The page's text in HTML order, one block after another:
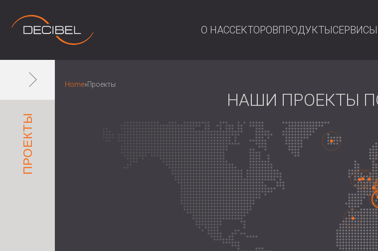
О НАССЕКТОРОВПРОДУКТЫСЕРВИСЫ
ПРОЕКТЫ
Home»Проекты
НАШИ ПРОЕКТЫ